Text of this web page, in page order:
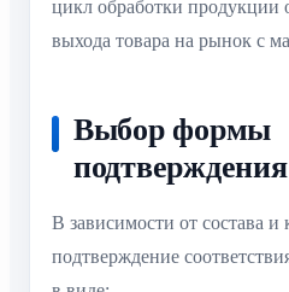
цикл обработки продукции
выхода товара на рынок с
Выбор формы
В зависимости от состава
подтверждение